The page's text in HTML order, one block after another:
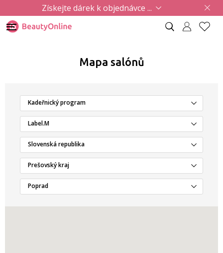
Získejte dárek k objednávce ...
Mapa salónů
Kadeřnický program
Label.M
Slovenská republika
Prešovský kraj
Poprad